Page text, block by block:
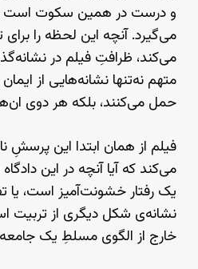
و درست در همین سکوت
می‌گیرد. آنچه این لحظه را برای
می‌کند، ظرافتِ فیلم در
متهم نه‌تنها نشانه‌هایی از
حمل می‌کنند، بلکه هر دوی
فیلم از همان ابتدا این پرسشِ
می‌کند که آیا آنچه در این
یک رفتار خشونت‌آمیز است، یا
نشانه‌ی شکل دیگری از تربیت
خارج از الگوی مسلطِ یک